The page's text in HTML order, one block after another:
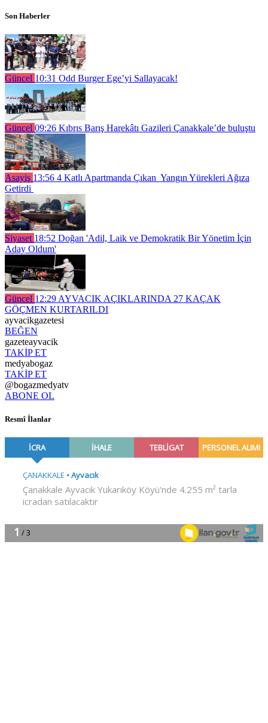
Son Haberler
Güncel 10:31 Odd Burger Ege’yi Sallayacak!
Güncel 09:26 Kıbrıs Barış Harekâtı Gazileri Çanakkale’de buluştu
Asayiş 13:56 4 Katlı Apartmanda Çıkan Yangın Yürekleri Ağıza
Getirdi
Siyaset 18:52 Doğan 'Adil, Laik ve Demokratik Bir Yönetim İçin
Aday Oldum'
Güncel 12:29 AYVACIK AÇIKLARINDA 27 KAÇAK
GÖÇMEN KURTARILDI
ayvacikgazetesi
BEĞEN
gazeteayvacik
TAKİP ET
medyabogaz
TAKİP ET
@bogazmedyatv
ABONE OL
Resmî İlanlar